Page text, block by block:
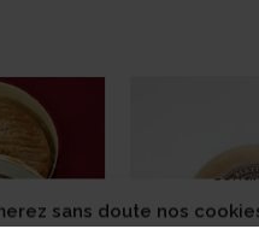
sans doute nos